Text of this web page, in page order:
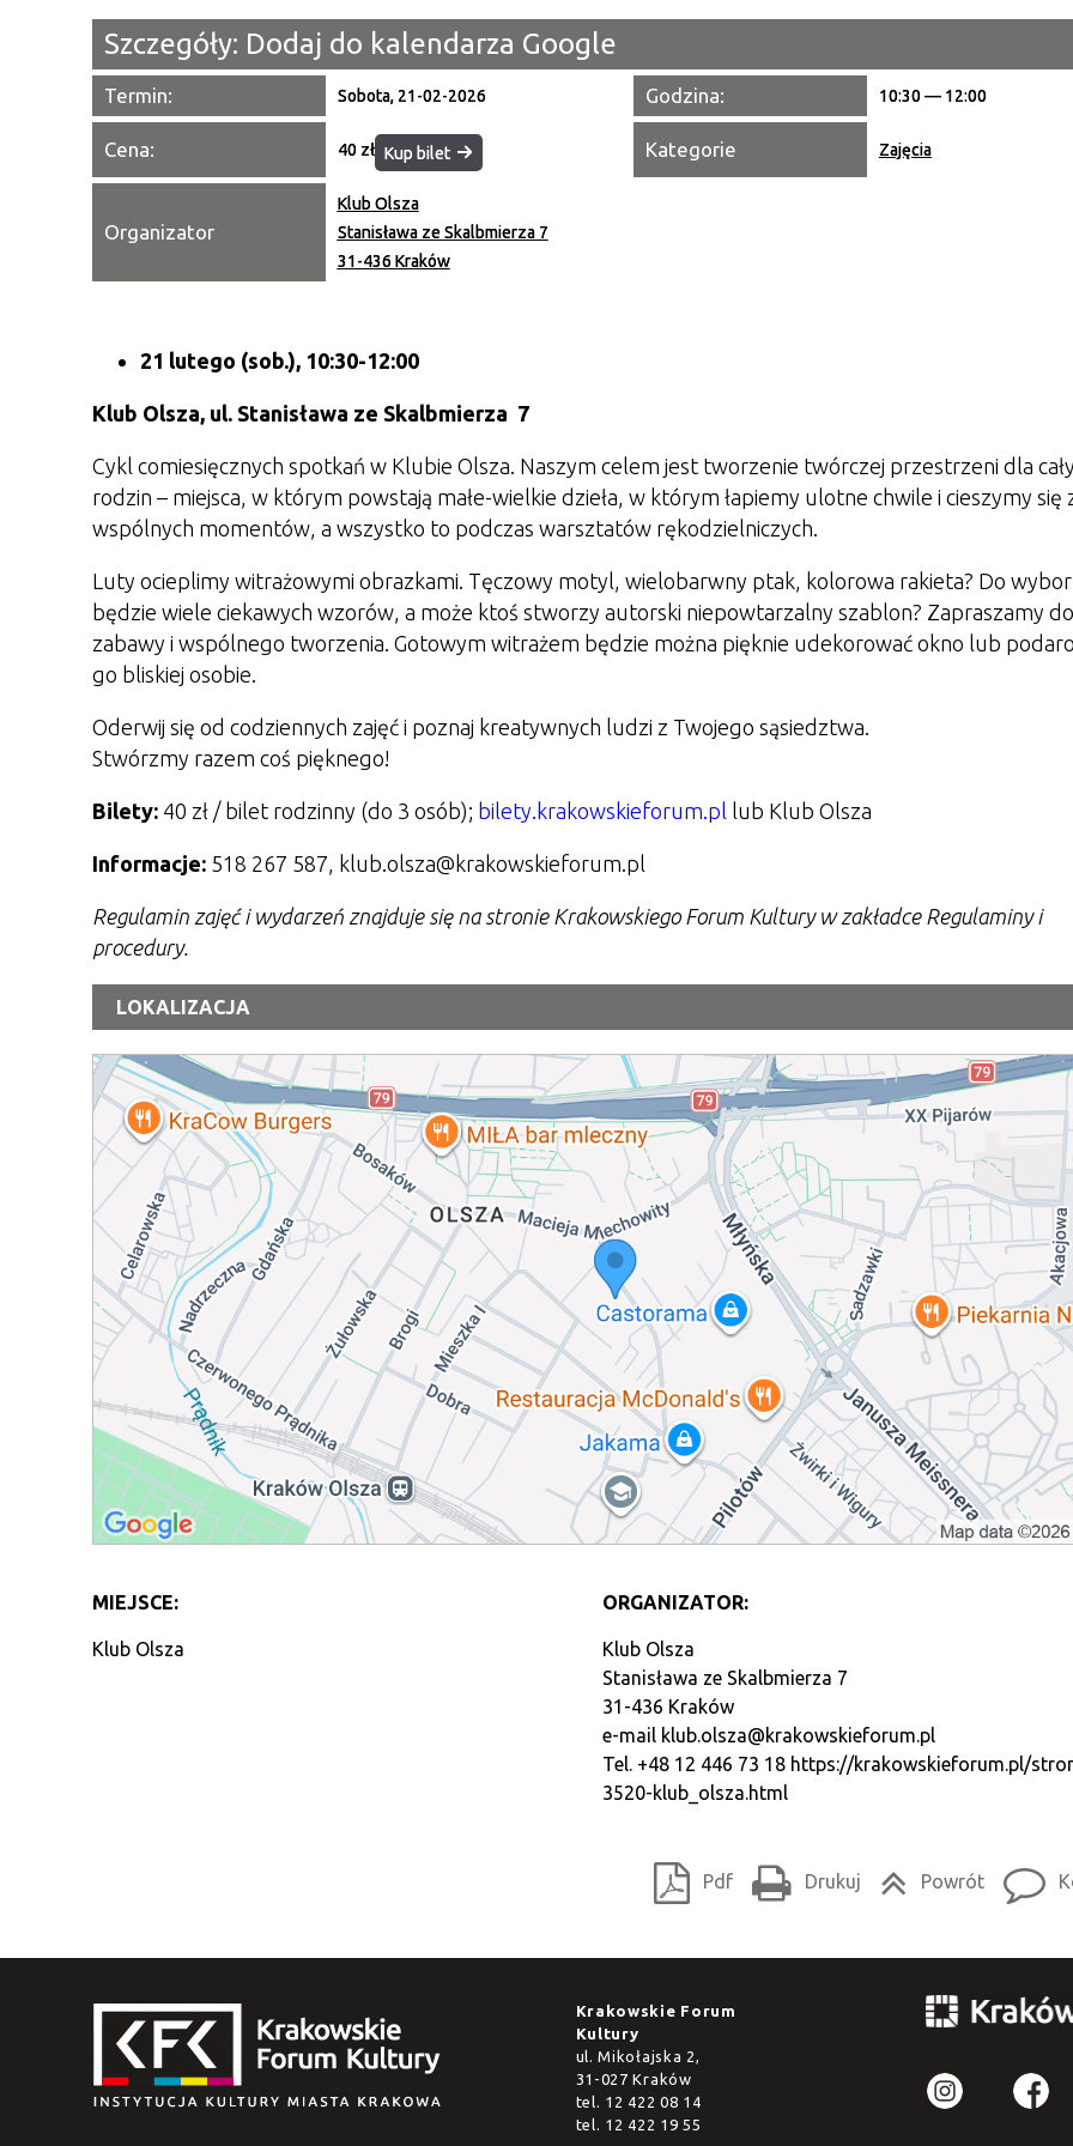
Szczegóły: Dodaj do kalendarza Google
Termin: Sobota, 21-02-2026 Godzina: 10:30 — 12:00
Cena: 40 zł Kup bilet Kategorie Zajęcia
Organizator
Klub Olsza
Stanisława ze Skalbmierza 7
31-436 Kraków
21 lutego (sob.), 10:30-12:00
Klub Olsza, ul. Stanisława ze Skalbmierza 7
Cykl comiesięcznych spotkań w Klubie Olsza. Naszym celem jest tworzenie twórczej przestrzeni dla
rodzin – miejsca, w którym powstają małe-wielkie dzieła, w którym łapiemy ulotne chwile i cieszymy się
wspólnych momentów, a wszystko to podczas warsztatów rękodzielniczych.
Luty ocieplimy witrażowymi obrazkami. Tęczowy motyl, wielobarwny ptak, kolorowa rakieta? Do
będzie wiele ciekawych wzorów, a może ktoś stworzy autorski niepowtarzalny szablon? Zapraszamy do
zabawy i wspólnego tworzenia. Gotowym witrażem będzie można pięknie udekorować okno lub
go bliskiej osobie.
Oderwij się od codziennych zajęć i poznaj kreatywnych ludzi z Twojego sąsiedztwa.
Stwórzmy razem coś pięknego!
Bilety:40 zł / bilet rodzinny (do 3 osób); bilety.krakowskieforum.pl lub Klub Olsza
Informacje:518 267 587, klub.olsza@krakowskieforum.pl
Regulamin zajęć i wydarzeń znajduje się na stronie Krakowskiego Forum Kultury w zakładce Regulaminy i
procedury.
LOKALIZACJA
MIEJSCE:
Klub Olsza
ORGANIZATOR:
Klub Olsza
Stanisława ze Skalbmierza 7
31-436 Kraków
e-mail klub.olsza@krakowskieforum.pl
Tel. +48 12 446 73 18 https://krakowskieforum.pl/
3520-klub_olsza.html
Pdf Drukuj Powrót
Krakowskie Forum
Kultury
ul. Mikołajska 2,
31-027 Kraków
tel. 12 422 08 14
tel. 12 422 19 55